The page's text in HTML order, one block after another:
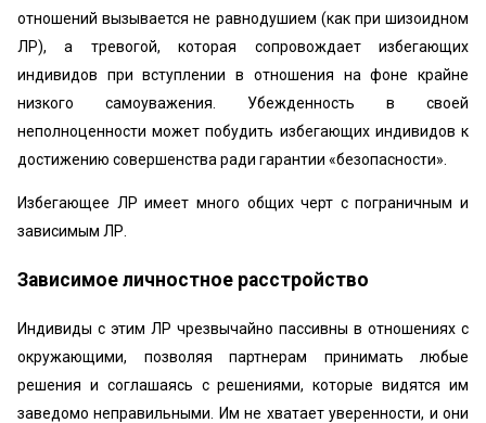
отношений вызывается не равнодушием (как при шизоидном
ЛР), а тревогой, которая сопровождает избегающих
индивидов при вступлении в отношения на фоне крайне
низкого самоуважения. Убежденность в своей
неполноценности может побудить избегающих индивидов к
достижению совершенства ради гарантии «безопасности».
Избегающее ЛР имеет много общих черт с пограничным и
зависимым ЛР.
Зависимое личностное расстройство
Индивиды с этим ЛР чрезвычайно пассивны в отношениях с
окружающими, позволяя партнерам принимать любые
решения и соглашаясь с решениями, которые видятся им
заведомо неправильными. Им не хватает уверенности, и они